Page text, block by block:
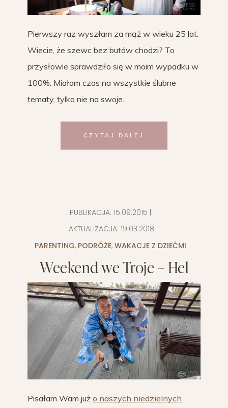
Pierwszy raz wyszłam za mąż w wieku 25 lat.
Wiecie, że szewc bez butów chodzi? To
przysłowie sprawdziło się w moim wypadku w
100%. Miałam czas na wszystkie ślubne
tematy, tylko nie na swoje.
CZYTAJ DALEJ
PUBLIKACJA: 15.09.2015 |
AKTUALIZACJA: 19.03.2018
PARENTING, PODRÓŻE, WAKACJE Z DZIEĆMI
Weekend we Troje – Hel
Pisałam Wam już o naszych niedzielnych